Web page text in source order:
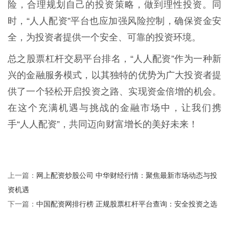
险，合理规划自己的投资策略，做到理性投资。同
时，“人人配资”平台也应加强风险控制，确保资金安
全，为投资者提供一个安全、可靠的投资环境。
总之股票杠杆交易平台排名，“人人配资”作为一种新
兴的金融服务模式，以其独特的优势为广大投资者提
供了一个轻松开启投资之路、实现资金倍增的机会。
在这个充满机遇与挑战的金融市场中，让我们携
手“人人配资”，共同迈向财富增长的美好未来！
上一篇： 网上配资炒股公司 中华财经行情：聚焦最新市场动态与投
资机遇
下一篇： 中国配资网排行榜 正规股票杠杆平台查询：安全投资之选